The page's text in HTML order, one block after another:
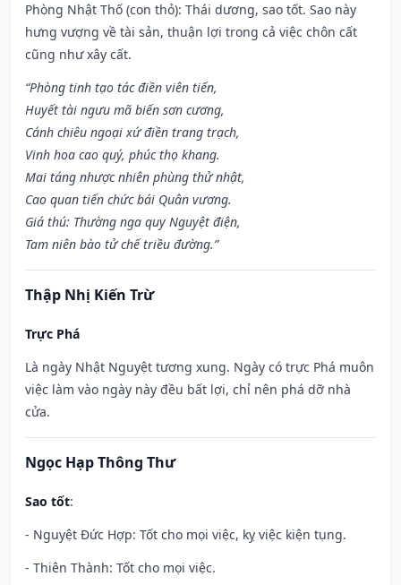
Phòng Nhật Thố (con thỏ): Thái dương, sao tốt. Sao này
hưng vượng về tài sản, thuận lợi trong cả việc chôn cất
cũng như xây cất.
“Phòng tinh tạo tác điền viên tiến,
Huyết tài ngưu mã biến sơn cương,
Cánh chiêu ngoại xứ điền trang trạch,
Vinh hoa cao quý, phúc thọ khang.
Mai táng nhược nhiên phùng thử nhật,
Cao quan tiến chức bái Quân vương.
Giá thú: Thường nga quy Nguyệt điện,
Tam niên bào tử chế triều đường.”
Thập Nhị Kiến Trừ
Trực Phá
Là ngày Nhật Nguyệt tương xung. Ngày có trực Phá muôn
việc làm vào ngày này đều bất lợi, chỉ nên phá dỡ nhà
cửa.
Ngọc Hạp Thông Thư
Sao tốt:
- Nguyệt Đức Hợp: Tốt cho mọi việc, kỵ việc kiện tụng.
- Thiên Thành: Tốt cho mọi việc.